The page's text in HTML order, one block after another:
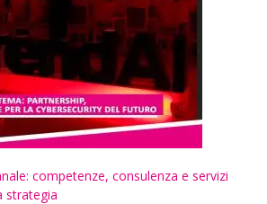
competenze, consulenza e servizi
strategia